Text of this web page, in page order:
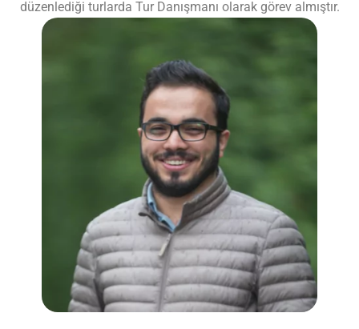
düzenlediği turlarda Tur Danışmanı olarak görev almıştır.